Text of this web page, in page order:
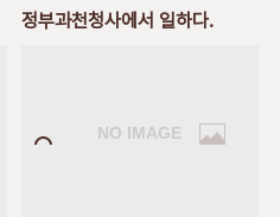
정부과천청사에서 일하다.